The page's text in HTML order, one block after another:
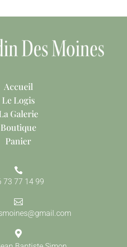
Accueil
Le Logis
Galerie
Boutique
Panier

73 77 14 99

